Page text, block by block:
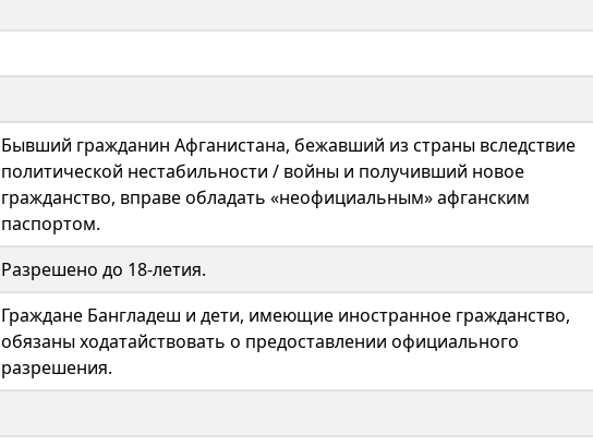
Бывший гражданин Афганистана, бежавший из страны вследствие
политической нестабильности / войны и получивший новое
гражданство, вправе обладать «неофициальным» афганским
паспортом.
Разрешено до 18-летия.
Граждане Бангладеш и дети, имеющие иностранное гражданство,
обязаны ходатайствовать о предоставлении официального
разрешения.